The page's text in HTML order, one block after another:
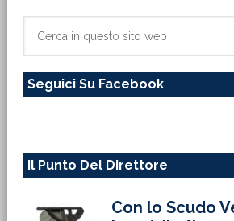
primaria
sito
Seguici Su Facebook
Il Punto Del Direttore
Con lo Scudo